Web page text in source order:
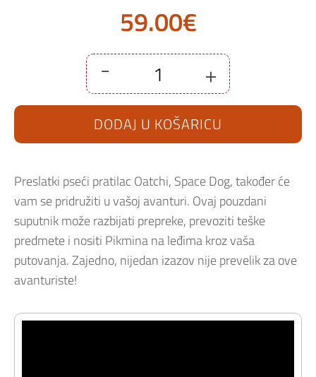
59.00€
-
4
Nintendo
količina
+
DODAJ U KOŠARICU
Preslatki pseći pratilac Oatchi, Space Dog, također će
vam se pridružiti u vašoj avanturi. Ovaj pouzdani
suputnik može razbijati prepreke, prevoziti teške
predmete i nositi Pikmina na leđima kroz vaša
putovanja. Zajedno, nijedan izazov nije prevelik za ove
avanturiste!